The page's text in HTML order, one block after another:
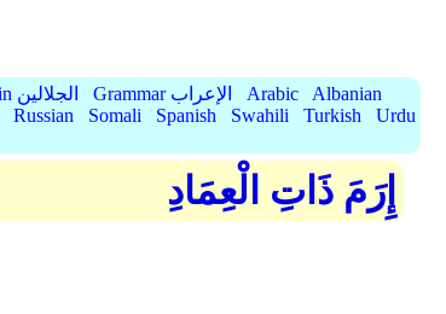
AlJalalain الجلالين Grammar الإعراب Arabic
Albanian
Russian Somali Spanish Swahili Turkish
Urdu
إِرَمَ ذَاتِ الْعِمَادِ